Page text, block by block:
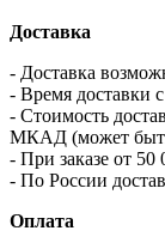
Доставка
- Доставка
- Время доставки
- Стоимость
МКАД (может
- При заказе от 50
- По России
Оплата